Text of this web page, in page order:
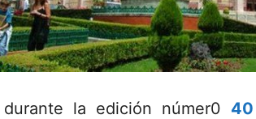
la edición númer0